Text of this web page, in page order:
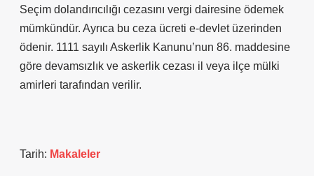
Seçim dolandırıcılığı cezasını vergi dairesine ödemek
mümkündür. Ayrıca bu ceza ücreti e-devlet üzerinden
ödenir. 1111 sayılı Askerlik Kanunu’nun 86. maddesine
göre devamsızlık ve askerlik cezası il veya ilçe mülki
amirleri tarafından verilir.
Tarih: Makaleler